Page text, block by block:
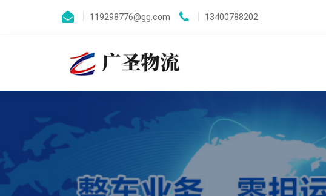
119298776@gg.com 13400788202